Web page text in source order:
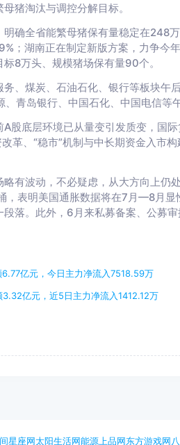
猪淘汰与调控分解目标。
确全省能繁母猪保有量稳定在248
；湖南正在制定新版方案，力争今
8万头、规模猪场保有量90个。
、煤炭、石油石化、银行等板块午
青岛银行、中国石化、中国电信等
股底层环境已从量变引发质变，国
革、“稳市”机制与中长期资金入市
有波动，不必疑虑，从大方向上仍
表明美国通胀数据将在7月—8月显
落。此外，6月来私募备案、公募
亿元，今日主力净流入7518.59万
亿元，近5日主力净流入1412.12万
星座网太阳生活网能源 上品网东方游戏网